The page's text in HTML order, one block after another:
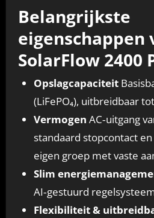
Belangrijkste
eigenschappen
SolarFlow 2400
Opslagcapaciteit
(LiFePO₄), uitbreidbaar
Vermogen AC‑uitgang
standaard stopcontact
eigen groep met vaste
Slim
AI‑gestuurd
Flexibiliteit &